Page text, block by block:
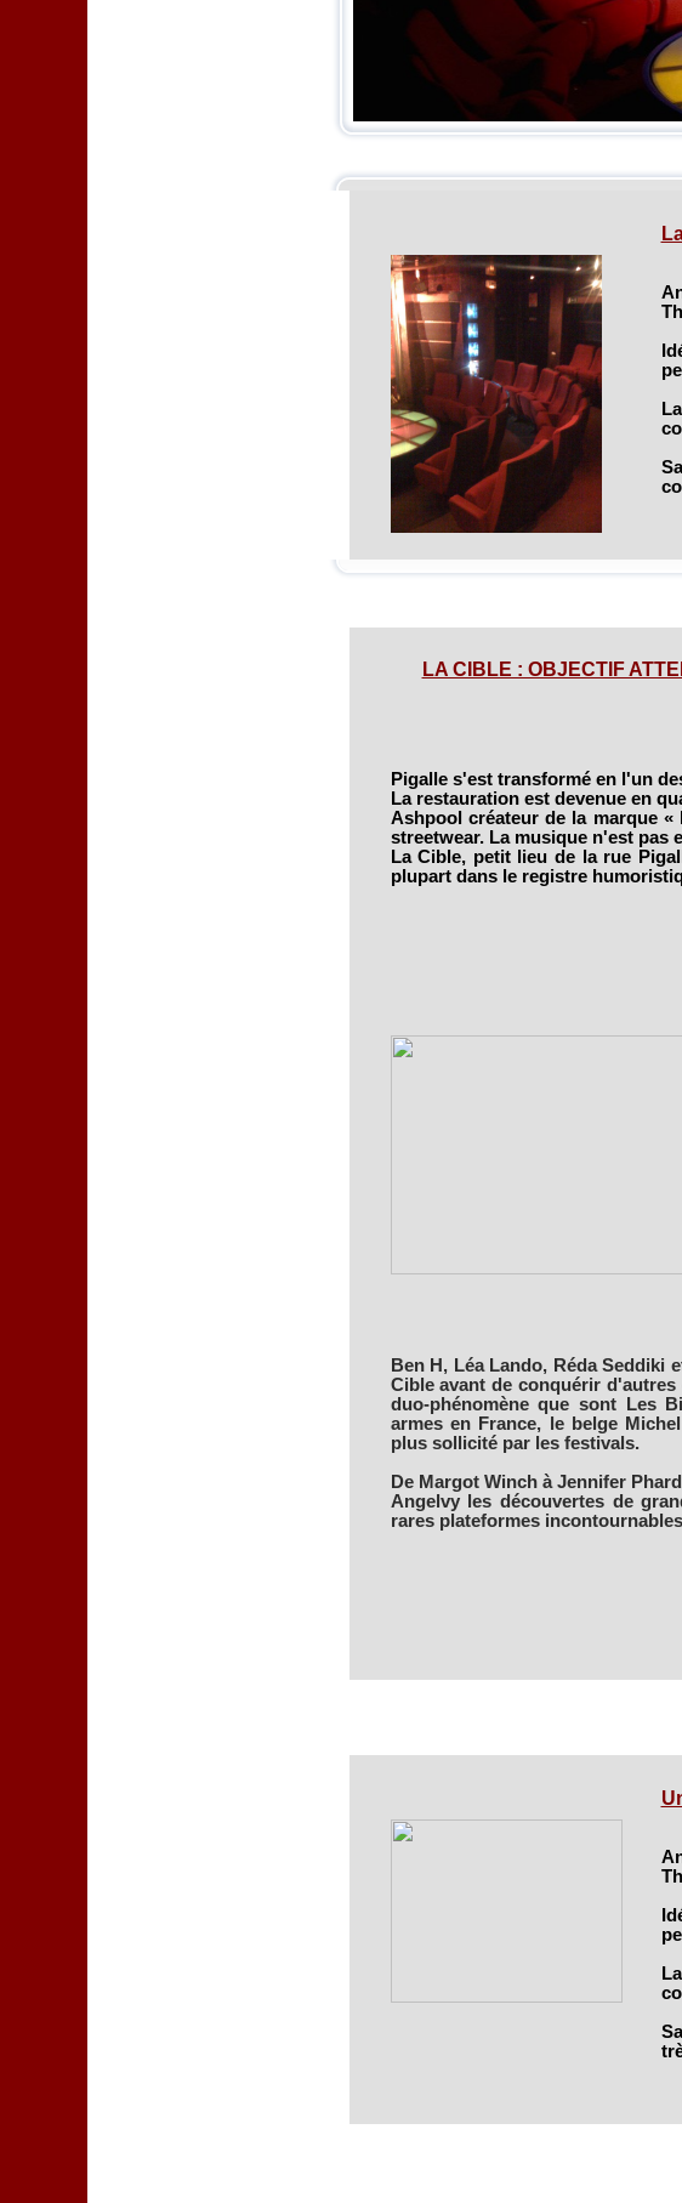
LA CIBLE : OBJECTIF
Pigalle s'est transformé en l'un
La restauration est devenue en
Ashpool créateur de la marque
streetwear. La musique n'est pas
La Cible, petit lieu de la rue
plupart dans le registre
Ben H, Léa Lando, Réda Seddiki
Cible avant de conquérir
duo-phénomène que sont Les
armes en France, le belge
plus sollicité par les festivals.
De Margot Winch à Jennifer
Angelvy les découvertes de
rares plateformes